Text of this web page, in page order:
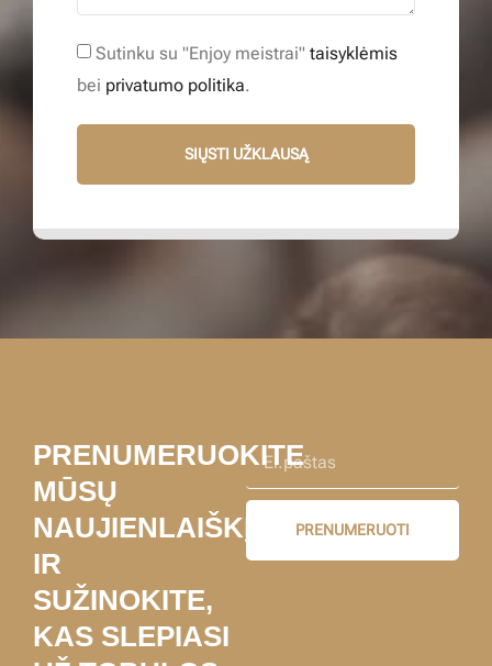
Sutinku su "Enjoy meistrai" taisyklėmis
bei privatumo politika.
SIŲSTI UŽKLAUSĄ
PRENUMERUOKITE
MŪSŲ
NAUJIENLAIŠKĮ
IR
SUŽINOKITE,
KAS SLEPIASI
PRENUMERUOTI